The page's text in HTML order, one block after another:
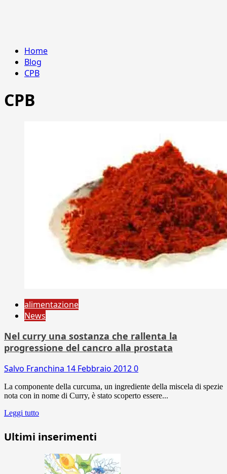
Home
Blog
CPB
CPB
alimentazione
News
Nel curry una sostanza che rallenta la
progressione del cancro alla prostata
Salvo Franchina 14 Febbraio 20120
La componente della curcuma, un ingrediente della miscela di spezie
nota con in nome di Curry, è stato scoperto essere...
Leggi tutto
Ultimi inserimenti